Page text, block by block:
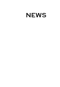
NEWS